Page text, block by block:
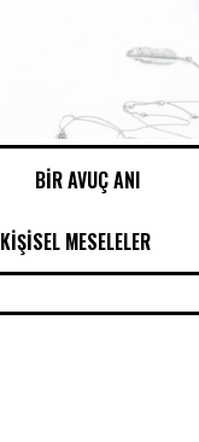
BİR AVUÇ ANI
KİŞİSEL MESELELER